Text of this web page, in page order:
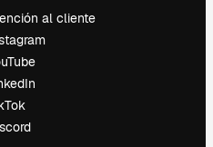
al cliente